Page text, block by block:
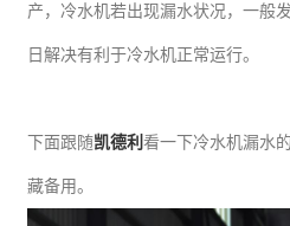
产，冷水机若出现漏水状况，一般
日解决有利于冷水机正常运行。
下面跟随凯德利看一下冷水机漏水
藏备用。